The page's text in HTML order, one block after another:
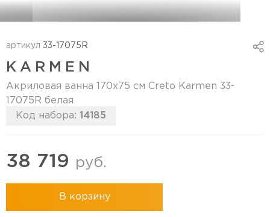
артикул 33-17075R
KARMEN
Акриловая ванна 170х75 см Creto Karmen 33-
17075R белая
Код набора: 14185
38 719 руб.
В корзину